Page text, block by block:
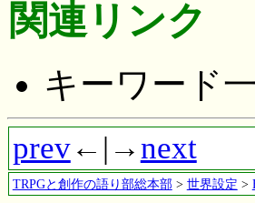
関連リンク
キーワード
prev←|→next
TRPGと創作の語り部総本部> 世界設定 >